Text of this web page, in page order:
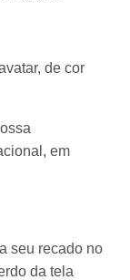
de cor
em
seu recado no
da tela